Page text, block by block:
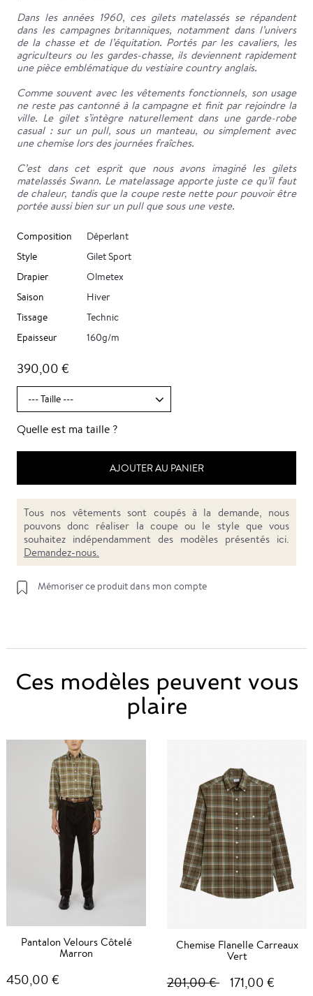
Dans les années 1960, ces gilets matelassés se répandent
dans les campagnes britanniques, notamment dans l’univers
de la chasse et de l’équitation. Portés par les cavaliers, les
agriculteurs ou les gardes-chasse, ils deviennent rapidement
une pièce emblématique du vestiaire country anglais.
Comme souvent avec les vêtements fonctionnels, son usage
ne reste pas cantonné à la campagne et finit par rejoindre la
ville. Le gilet s’intègre naturellement dans une garde-robe
casual : sur un pull, sous un manteau, ou simplement avec
une chemise lors des journées fraîches.
C’est dans cet esprit que nous avons imaginé les gilets
matelassés Swann. Le matelassage apporte juste ce qu’il faut
de chaleur, tandis que la coupe reste nette pour pouvoir être
portée aussi bien sur un pull que sous une veste.
Composition
Déperlant
Style
Gilet Sport
Drapier
Olmetex
Saison
Hiver
Tissage
Technic
Epaisseur
160g/m
390,00 €
Quelle est ma taille ?
AJOUTER AU PANIER
Tous nos vêtements sont coupés à la demande, nous
pouvons donc réaliser la coupe ou le style que vous
souhaitez indépendamment des modèles présentés ici.
Demandez-nous.
Mémoriser ce produit dans mon compte
Ces modèles peuvent vous
plaire
Pantalon Velours Côtelé
Marron
450,00 €
Chemise Flanelle Carreaux
Vert
201,00 € 171,00 €